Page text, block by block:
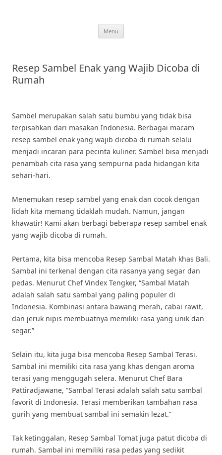
Menu
Resep Sambel Enak yang Wajib Dicoba di
Rumah
Sambel merupakan salah satu bumbu yang tidak bisa
terpisahkan dari masakan Indonesia. Berbagai macam
resep sambel enak yang wajib dicoba di rumah selalu
menjadi incaran para pecinta kuliner. Sambel bisa menjadi
penambah cita rasa yang sempurna pada hidangan kita
sehari-hari.
Menemukan resep sambel yang enak dan cocok dengan
lidah kita memang tidaklah mudah. Namun, jangan
khawatir! Kami akan berbagi beberapa resep sambel enak
yang wajib dicoba di rumah.
Pertama, kita bisa mencoba Resep Sambal Matah khas Bali.
Sambal ini terkenal dengan cita rasanya yang segar dan
pedas. Menurut Chef Vindex Tengker, “Sambal Matah
adalah salah satu sambal yang paling populer di
Indonesia. Kombinasi antara bawang merah, cabai rawit,
dan jeruk nipis membuatnya memiliki rasa yang unik dan
segar.”
Selain itu, kita juga bisa mencoba Resep Sambal Terasi.
Sambal ini memiliki cita rasa yang khas dengan aroma
terasi yang menggugah selera. Menurut Chef Bara
Pattiradjawane, “Sambal Terasi adalah salah satu sambal
favorit di Indonesia. Terasi memberikan tambahan rasa
gurih yang membuat sambal ini semakin lezat.”
Tak ketinggalan, Resep Sambal Tomat juga patut dicoba di
rumah. Sambal ini memiliki rasa pedas yang sedikit